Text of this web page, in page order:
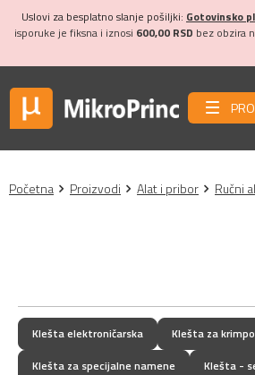
Uslovi za besplatno slanje pošiljki: Gotovinsko
isporuke je fiksna i iznosi 600,00 RSD bez obzira
Početna Proizvodi Alat i pribor Ručni
Klešta elektroničarska Klešta za
Klešta za specijalne namene
Klešta -